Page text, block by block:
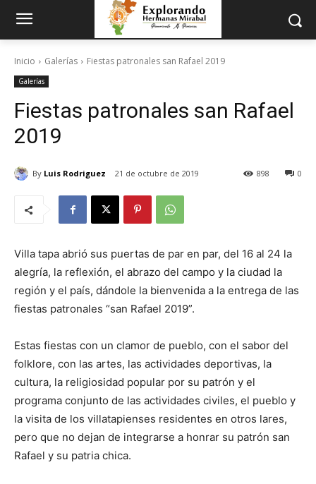
Inicio Galerías Fiestas patronales san Rafael 2019
Galerías
Fiestas patronales san Rafael
2019
By Luis Rodriguez 21 de octubre de 2019 0
898
Villa tapa abrió sus puertas de par en par, del 16 al 24 la
alegría, la reflexión, el abrazo del campo y la ciudad la
región y el país, dándole la bienvenida a la entrega de las
fiestas patronales “san Rafael 2019”.
Estas fiestas con un clamor de pueblo, con el sabor del
folklore, con las artes, las actividades deportivas, la
cultura, la religiosidad popular por su patrón y el
programa conjunto de las actividades civiles, el pueblo y
la visita de los villatapienses residentes en otros lares,
pero que no dejan de integrarse a honrar su patrón san
Rafael y su patria chica.